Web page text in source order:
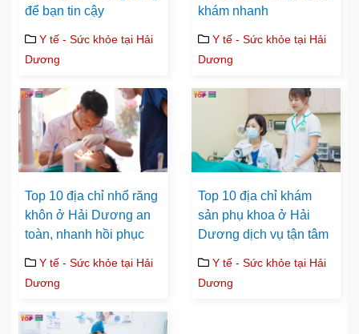
để bạn tin cậy
Y tế - Sức khỏe tại Hải
Dương
khám nhanh
Y tế - Sức khỏe tại Hải
Dương
Top 10 địa chỉ nhổ răng
khôn ở Hải Dương an
toàn, nhanh hồi phục
Y tế - Sức khỏe tại Hải
Dương
Top 10 địa chỉ khám
sản phụ khoa ở Hải
Dương dịch vụ tận tâm
Y tế - Sức khỏe tại Hải
Dương